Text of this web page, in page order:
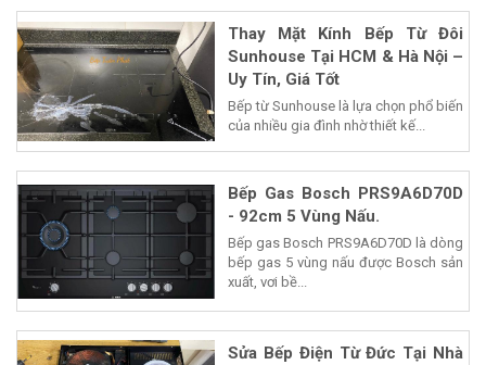
Thay Mặt Kính Bếp Từ Đôi
Sunhouse Tại HCM & Hà Nội –
Uy Tín, Giá Tốt
Bếp từ Sunhouse là lựa chọn phổ biến
của nhiều gia đình nhờ thiết kế...
Bếp Gas Bosch PRS9A6D70D
- 92cm 5 Vùng Nấu.
Bếp gas Bosch PRS9A6D70D là dòng
bếp gas 5 vùng nấu được Bosch sản
xuất, vơi bề...
Sửa Bếp Điện Từ Đức Tại Nhà